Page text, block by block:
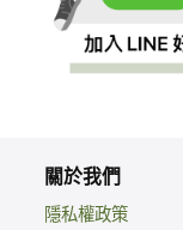
關於我們
隱私權政策